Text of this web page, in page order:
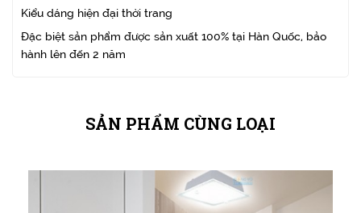
Kiểu dáng hiện đại thời trang
Đặc biệt sản phẩm được sản xuất 100% tại Hàn Quốc, bảo
hành lên đến 2 năm
SẢN PHẨM CÙNG LOẠI